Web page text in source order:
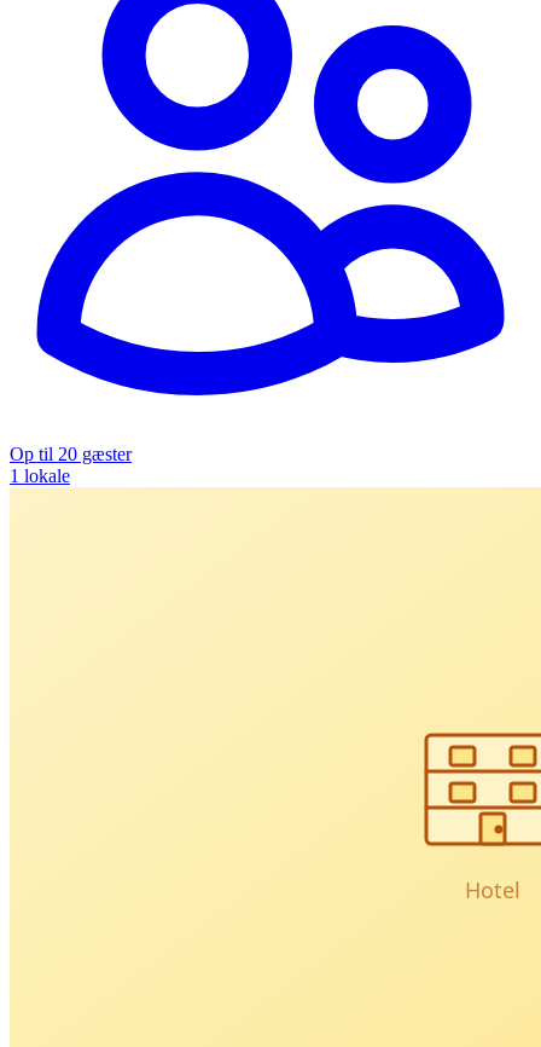
Op til 20 gæster
1 lokale